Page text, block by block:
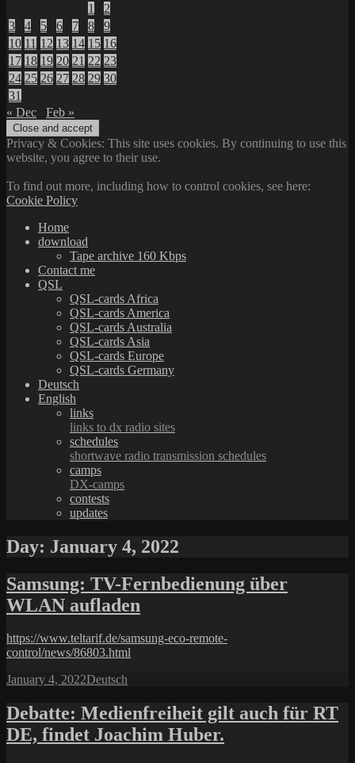
1
2
3
4 5 6 7 8
9
10 11 12 13 14 15 16
17 18 19 20 21 22 23
24 25 26 27 28 29 30
31
« Dec
Feb »
Privacy & Cookies: This site uses cookies. By continuing to use this
website, you agree to their use.
To find out more, including how to control cookies, see here:
Cookie Policy
Home
download
Tape archive 160 Kbps
Contact me
QSL
QSL-cards Africa
QSL-cards America
QSL-cards Australia
QSL-cards Asia
QSL-cards Europe
QSL-cards Germany
Deutsch
English
links
links to dx radio sites
schedules
shortwave radio transmission schedules
camps
DX-camps
contests
updates
Day: January 4, 2022
Samsung: TV-Fernbedienung über
WLAN aufladen
https://www.teltarif.de/samsung-eco-remote-
control/news/86803.html
Posted
January 4, 2022Categories
Deutsch
Debatte: Medienfreiheit gilt auch für RT
DE, findet Joachim Huber.